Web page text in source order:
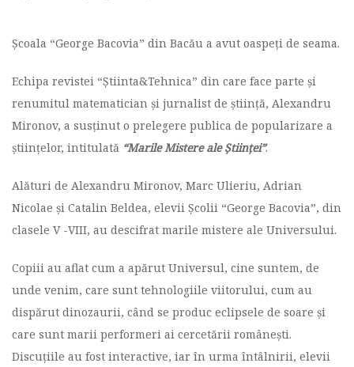
Școala “George Bacovia” din Bacău a avut oaspeți de seama.
Echipa revistei “Știinta&Tehnica” din care face parte și
renumitul matematician și jurnalist de știință, Alexandru
Mironov, a susținut o prelegere publica de popularizare a
științelor, intitulată “Marile Mistere ale Științei”.
Alături de Alexandru Mironov, Marc Ulieriu, Adrian
Nicolae și Catalin Beldea, elevii Școlii “George Bacovia”, din
clasele V -VIII, au descifrat marile mistere ale Universului.
Copiii au aflat cum a apărut Universul, cine suntem, de
unde venim, care sunt tehnologiile viitorului, cum au
dispărut dinozaurii, când se produc eclipsele de soare și
care sunt marii performeri ai cercetării românești.
Discuțiile au fost interactive, iar în urma întâlnirii, elevii